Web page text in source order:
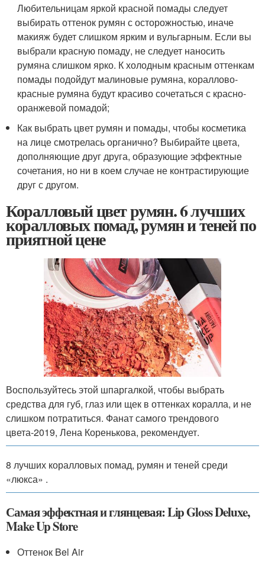
Любительницам яркой красной помады следует
выбирать оттенок румян с осторожностью, иначе
макияж будет слишком ярким и вульгарным. Если вы
выбрали красную помаду, не следует наносить
румяна слишком ярко. К холодным красным оттенкам
помады подойдут малиновые румяна, кораллово-
красные румяна будут красиво сочетаться с красно-
оранжевой помадой;
Как выбрать цвет румян и помады, чтобы косметика
на лице смотрелась органично? Выбирайте цвета,
дополняющие друг друга, образующие эффектные
сочетания, но ни в коем случае не контрастирующие
друг с другом.
Коралловый цвет румян. 6 лучших
коралловых помад, румян и теней по
приятной цене
Воспользуйтесь этой шпаргалкой, чтобы выбрать
средства для губ, глаз или щек в оттенках коралла, и не
слишком потратиться. Фанат самого трендового
цвета-2019, Лена Коренькова, рекомендует.
8 лучших коралловых помад, румян и теней среди
«люкса» .
Самая эффектная и глянцевая: Lip Gloss Deluxe,
Make Up Store
Оттенок Bel Air